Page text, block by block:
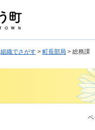
組織でさがす > 町長部局 > 総務課